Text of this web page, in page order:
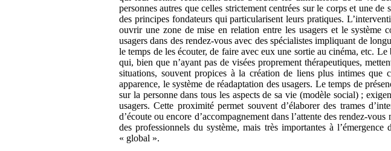
personnes autres que celles strictement centrées sur le corps et une
des principes fondateurs qui particularisent leurs pratiques.
ouvrir une zone de mise en relation entre les usagers et le système
usagers dans des rendez-vous avec des spécialistes impliquant de
le temps de les écouter, de faire avec eux une sortie au cinéma, etc.
qui, bien que n’ayant pas de visées proprement thérapeutiques,
situations, souvent propices à la création de liens plus intimes que
apparence, le système de réadaptation des usagers. Le temps de
sur la personne dans tous les aspects de sa vie (modèle social) ;
usagers. Cette proximité permet souvent d’élaborer des trames
d’écoute ou encore d’accompagnement dans l’attente des rendez-
des professionnels du système, mais très importantes à
« global ».